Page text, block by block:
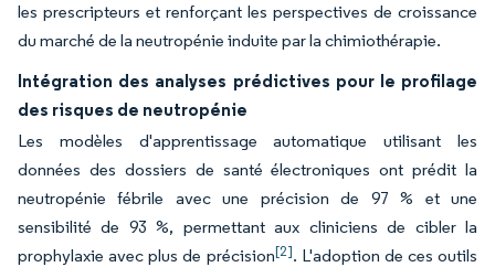
les prescripteurs et renforçant les perspectives de croissance
du marché de la neutropénie induite par la chimiothérapie.
Intégration des analyses prédictives pour le profilage
des risques de neutropénie
Les modèles d'apprentissage automatique utilisant les
données des dossiers de santé électroniques ont prédit la
neutropénie fébrile avec une précision de 97 % et une
sensibilité de 93 %, permettant aux cliniciens de cibler la
prophylaxie avec plus de précision[2]. L'adoption de ces outils